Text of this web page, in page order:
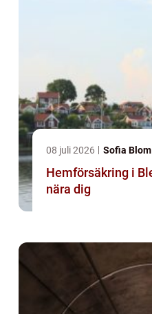
08 juli 2026 Sofia Blom
Hemförsäkring i
nära dig